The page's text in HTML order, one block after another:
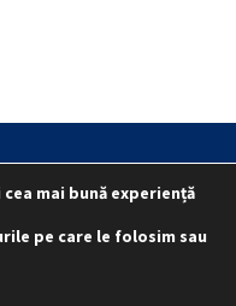
M.A.I.
și I.P.J.-uri
de confidențialitate
mai bună experiență
pe care le folosim sau